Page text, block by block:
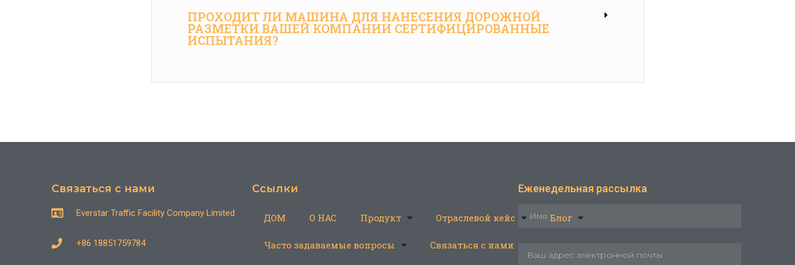
ПРОХОДИТ ЛИ МАШИНА ДЛЯ НАНЕСЕНИЯ ДОРОЖНОЙ
РАЗМЕТКИ ВАШЕЙ КОМПАНИИ СЕРТИФИЦИРОВАННЫЕ
ИСПЫТАНИЯ?
Связаться с нами
Everstar Traffic Facility Company Limited
+86 18851759784
Ссылки
ДОМ О НАС Продукт Отраслевой кейс Блог
Часто задаваемые вопросы Связаться с нами
Еженедельная рассылка